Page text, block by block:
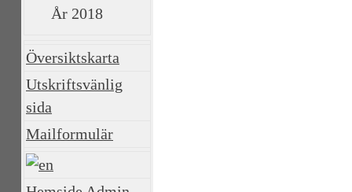
År 2018
Översiktskarta
Utskriftsvänlig
sida
Mailformulär